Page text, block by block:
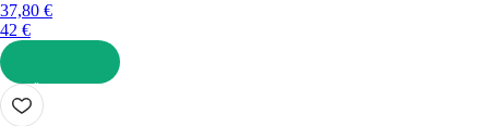
37,80 €
42 €
V KOŠARICO